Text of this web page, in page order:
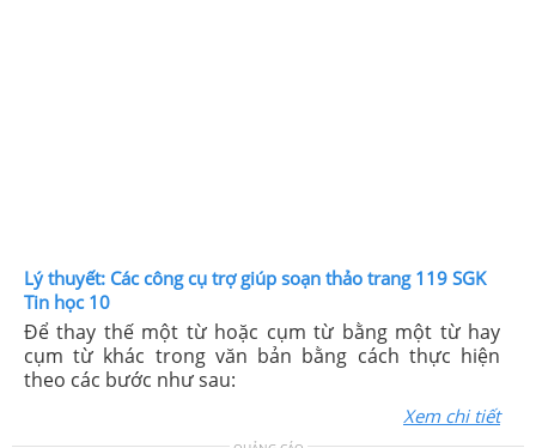
Lý thuyết: Các công cụ trợ giúp soạn thảo trang 119 SGK
Tin học 10
Để thay thế một từ hoặc cụm từ bằng một từ hay
cụm từ khác trong văn bản bằng cách thực hiện
theo các bước như sau:
Xem chi tiết